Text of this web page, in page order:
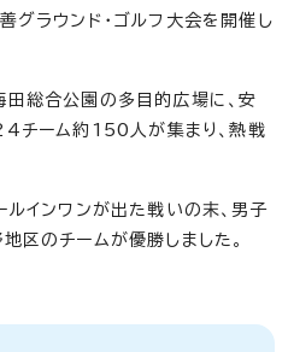
グラウンド・ゴルフ大会を開催し
総合公園の多目的広場に、安
チーム約150人が集まり、熱戦
インワンが出た戦いの末、男子
区のチームが優勝しました。